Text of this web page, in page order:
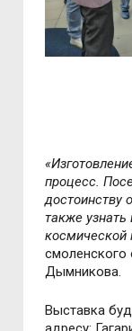
процесс.
достоинству
также
космической
смоленского
Дымникова.
Выставка